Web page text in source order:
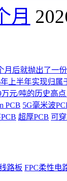
月
月后就抛出了一
上半年实现归
元/吨的历史高
PCB 5G毫米波
超厚PCB 可
路板 FPC柔性电